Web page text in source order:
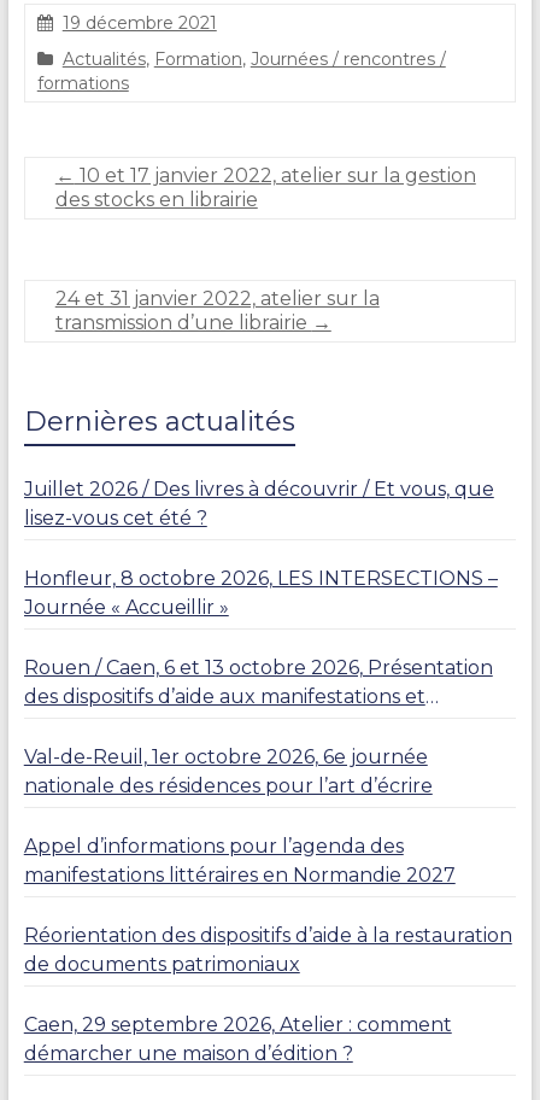
S
t
é
R
19 décembre 2021
Actualités, Formation, Journées / rencontres /
formations
← 10 et 17 janvier 2022, atelier sur la gestion
des stocks en librairie
24 et 31 janvier 2022, atelier sur la
transmission d’une librairie →
Dernières actualités
Juillet 2026 / Des livres à découvrir / Et vous, que
lisez-vous cet été ?
Honfleur, 8 octobre 2026, LES INTERSECTIONS –
Journée « Accueillir »
Rouen / Caen, 6 et 13 octobre 2026, Présentation
des dispositifs d’aide aux manifestations et
Val-de-Reuil, 1er octobre 2026, 6e journée
nationale des résidences pour l’art d’écrire
Appel d’informations pour l’agenda des
manifestations littéraires en Normandie 2027
Réorientation des dispositifs d’aide à la restauration
de documents patrimoniaux
Caen, 29 septembre 2026, Atelier : comment
démarcher une maison d’édition ?